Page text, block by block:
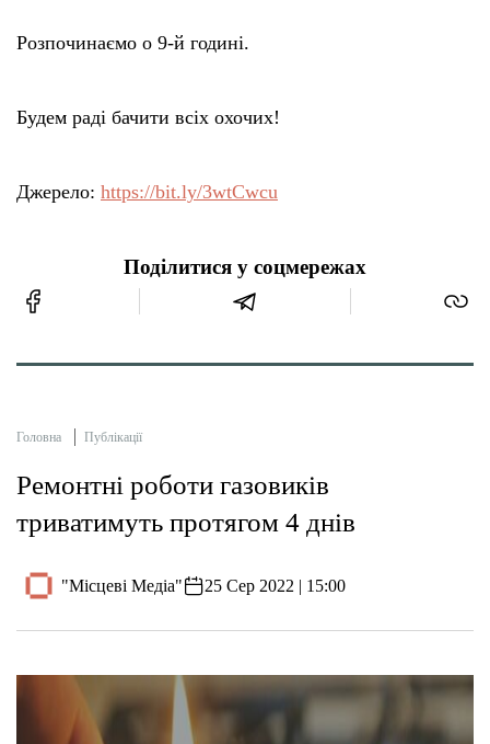
Розпочинаємо о 9-й годині.
Будем раді бачити всіх охочих!
Джерело: https://bit.ly/3wtCwcu
Поділитися у соцмережах
Головна Публікації
Ремонтні роботи газовиків
триватимуть протягом 4 днів
"Місцеві Медіа" 25 Сер 2022 | 15:00